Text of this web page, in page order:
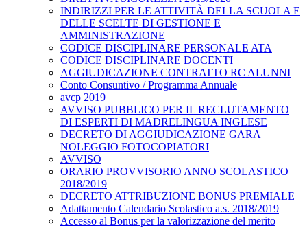
INDIRIZZI PER LE ATTIVITÀ DELLA SCUOLA E
DELLE SCELTE DI GESTIONE E
AMMINISTRAZIONE
CODICE DISCIPLINARE PERSONALE ATA
CODICE DISCIPLINARE DOCENTI
AGGIUDICAZIONE CONTRATTO RC ALUNNI
Conto Consuntivo / Programma Annuale
avcp 2019
AVVISO PUBBLICO PER IL RECLUTAMENTO
DI ESPERTI DI MADRELINGUA INGLESE
DECRETO DI AGGIUDICAZIONE GARA
NOLEGGIO FOTOCOPIATORI
AVVISO
ORARIO PROVVISORIO ANNO SCOLASTICO
2018/2019
DECRETO ATTRIBUZIONE BONUS PREMIALE
Adattamento Calendario Scolastico a.s. 2018/2019
Accesso al Bonus per la valorizzazione del merito